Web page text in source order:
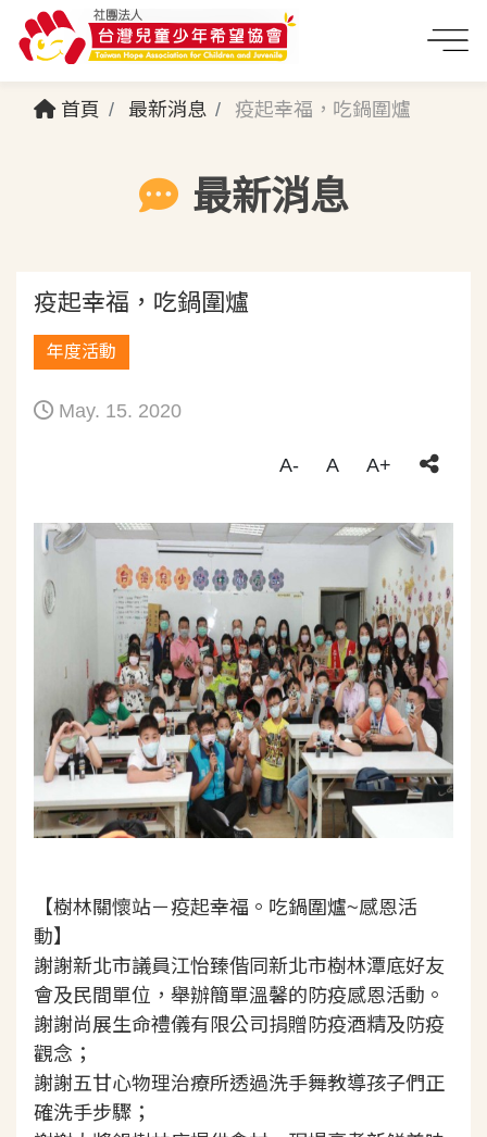
首頁 最新消息 疫起幸福，吃鍋圍爐
最新消息
疫起幸福，吃鍋圍爐
年度活動
May. 15. 2020
A- A A+
【樹林關懷站－疫起幸福。吃鍋圍爐~感恩活
動】
謝謝新北市議員江怡臻偕同新北市樹林潭底好友
會及民間單位，舉辦簡單溫馨的防疫感恩活動。
謝謝尚展生命禮儀有限公司捐贈防疫酒精及防疫
觀念；
謝謝五甘心物理治療所透過洗手舞教導孩子們正
確洗手步驟；